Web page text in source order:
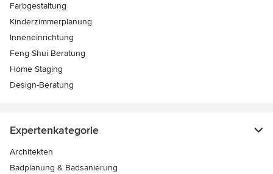
Farbgestaltung
Kinderzimmerplanung
Inneneinrichtung
Feng Shui Beratung
Home Staging
Design-Beratung
Expertenkategorie
Architekten
Badplanung & Badsanierung